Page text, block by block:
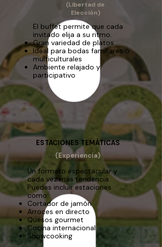
El buffet permite que cada
invitado elija a su ritmo.
Gran variedad de platos
Ideal para bodas familiares o
multiculturales
Ambiente relajado y
participativo
(Libertad de
Elección)
ESTACIONES TEMÁTICAS
(Experiencia)
Un formato espectacular y
cada vez más tendencia.
Puedes incluir estaciones
como:
Cortador de jamón
Arroces en directo
Quesos gourmet
Cocina internacional
Showcooking